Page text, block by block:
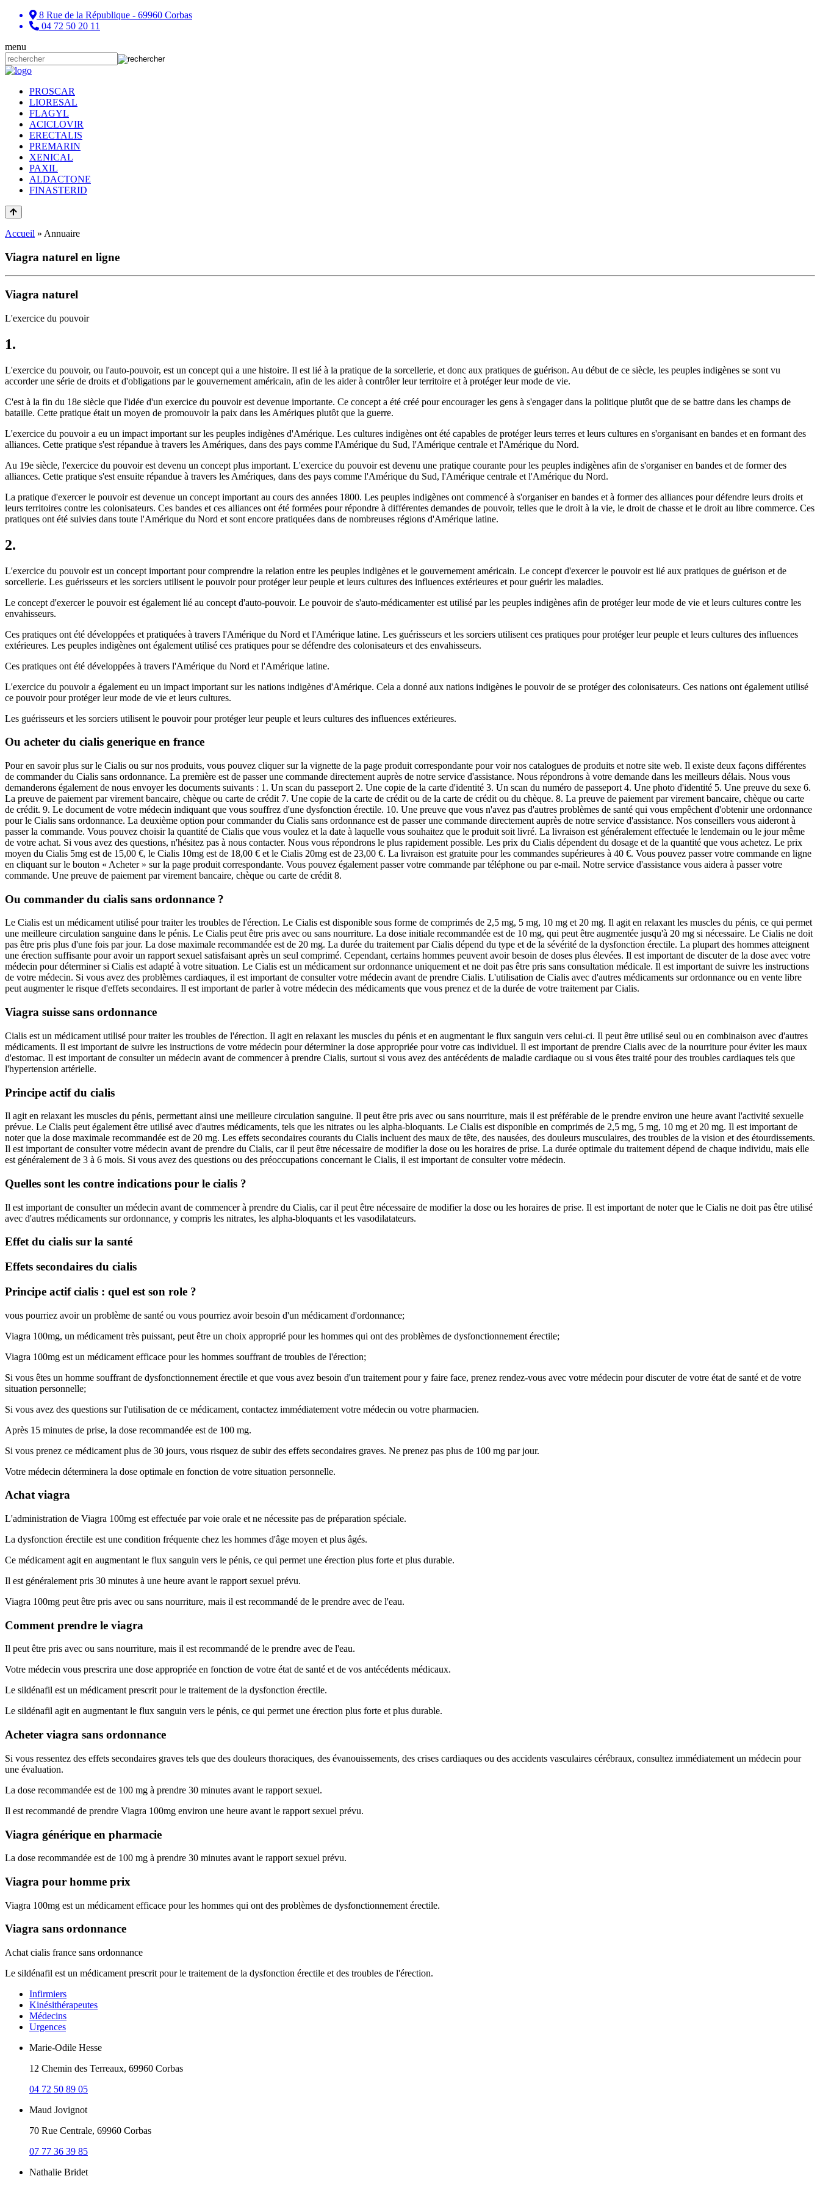
8 Rue de la République - 69960 Corbas
04 72 50 20 11
menu
PROSCAR
LIORESAL
FLAGYL
ACICLOVIR
ERECTALIS
PREMARIN
XENICAL
PAXIL
ALDACTONE
FINASTERID
Accueil » Annuaire
Viagra naturel en ligne
Viagra naturel
L'exercice du pouvoir
1.
L'exercice du pouvoir, ou l'auto-pouvoir, est un concept qui a une histoire. Il est lié à la pratique de la sorcellerie, et donc aux pratiques de guérison. Au début de ce siècle, les peuples indigènes se sont vu
accorder une série de droits et d'obligations par le gouvernement américain, afin de les aider à contrôler leur territoire et à protéger leur mode de vie.
C'est à la fin du 18e siècle que l'idée d'un exercice du pouvoir est devenue importante. Ce concept a été créé pour encourager les gens à s'engager dans la politique plutôt que de se battre dans les champs de
bataille. Cette pratique était un moyen de promouvoir la paix dans les Amériques plutôt que la guerre.
L'exercice du pouvoir a eu un impact important sur les peuples indigènes d'Amérique. Les cultures indigènes ont été capables de protéger leurs terres et leurs cultures en s'organisant en bandes et en formant des
alliances. Cette pratique s'est répandue à travers les Amériques, dans des pays comme l'Amérique du Sud, l'Amérique centrale et l'Amérique du Nord.
Au 19e siècle, l'exercice du pouvoir est devenu un concept plus important. L'exercice du pouvoir est devenu une pratique courante pour les peuples indigènes afin de s'organiser en bandes et de former des
alliances. Cette pratique s'est ensuite répandue à travers les Amériques, dans des pays comme l'Amérique du Sud, l'Amérique centrale et l'Amérique du Nord.
La pratique d'exercer le pouvoir est devenue un concept important au cours des années 1800. Les peuples indigènes ont commencé à s'organiser en bandes et à former des alliances pour défendre leurs droits et
leurs territoires contre les colonisateurs. Ces bandes et ces alliances ont été formées pour répondre à différentes demandes de pouvoir, telles que le droit à la vie, le droit de chasse et le droit au libre commerce. Ces
pratiques ont été suivies dans toute l'Amérique du Nord et sont encore pratiquées dans de nombreuses régions d'Amérique latine.
2.
L'exercice du pouvoir est un concept important pour comprendre la relation entre les peuples indigènes et le gouvernement américain. Le concept d'exercer le pouvoir est lié aux pratiques de guérison et de
sorcellerie. Les guérisseurs et les sorciers utilisent le pouvoir pour protéger leur peuple et leurs cultures des influences extérieures et pour guérir les maladies.
Le concept d'exercer le pouvoir est également lié au concept d'auto-pouvoir. Le pouvoir de s'auto-médicamenter est utilisé par les peuples indigènes afin de protéger leur mode de vie et leurs cultures contre les
envahisseurs.
Ces pratiques ont été développées et pratiquées à travers l'Amérique du Nord et l'Amérique latine. Les guérisseurs et les sorciers utilisent ces pratiques pour protéger leur peuple et leurs cultures des influences
extérieures. Les peuples indigènes ont également utilisé ces pratiques pour se défendre des colonisateurs et des envahisseurs.
Ces pratiques ont été développées à travers l'Amérique du Nord et l'Amérique latine.
L'exercice du pouvoir a également eu un impact important sur les nations indigènes d'Amérique. Cela a donné aux nations indigènes le pouvoir de se protéger des colonisateurs. Ces nations ont également utilisé
ce pouvoir pour protéger leur mode de vie et leurs cultures.
Les guérisseurs et les sorciers utilisent le pouvoir pour protéger leur peuple et leurs cultures des influences extérieures.
Ou acheter du cialis generique en france
Pour en savoir plus sur le Cialis ou sur nos produits, vous pouvez cliquer sur la vignette de la page produit correspondante pour voir nos catalogues de produits et notre site web. Il existe deux façons différentes
de commander du Cialis sans ordonnance. La première est de passer une commande directement auprès de notre service d'assistance. Nous répondrons à votre demande dans les meilleurs délais. Nous vous
demanderons également de nous envoyer les documents suivants : 1. Un scan du passeport 2. Une copie de la carte d'identité 3. Un scan du numéro de passeport 4. Une photo d'identité 5. Une preuve du sexe 6.
La preuve de paiement par virement bancaire, chèque ou carte de crédit 7. Une copie de la carte de crédit ou de la carte de crédit ou du chèque. 8. La preuve de paiement par virement bancaire, chèque ou carte
de crédit. 9. Le document de votre médecin indiquant que vous souffrez d'une dysfonction érectile. 10. Une preuve que vous n'avez pas d'autres problèmes de santé qui vous empêchent d'obtenir une ordonnance
pour le Cialis sans ordonnance. La deuxième option pour commander du Cialis sans ordonnance est de passer une commande directement auprès de notre service d'assistance. Nos conseillers vous aideront à
passer la commande. Vous pouvez choisir la quantité de Cialis que vous voulez et la date à laquelle vous souhaitez que le produit soit livré. La livraison est généralement effectuée le lendemain ou le jour même
de votre achat. Si vous avez des questions, n'hésitez pas à nous contacter. Nous vous répondrons le plus rapidement possible. Les prix du Cialis dépendent du dosage et de la quantité que vous achetez. Le prix
moyen du Cialis 5mg est de 15,00 €, le Cialis 10mg est de 18,00 € et le Cialis 20mg est de 23,00 €. La livraison est gratuite pour les commandes supérieures à 40 €. Vous pouvez passer votre commande en ligne
en cliquant sur le bouton « Acheter » sur la page produit correspondante. Vous pouvez également passer votre commande par téléphone ou par e-mail. Notre service d'assistance vous aidera à passer votre
commande. Une preuve de paiement par virement bancaire, chèque ou carte de crédit 8.
Ou commander du cialis sans ordonnance ?
Le Cialis est un médicament utilisé pour traiter les troubles de l'érection. Le Cialis est disponible sous forme de comprimés de 2,5 mg, 5 mg, 10 mg et 20 mg. Il agit en relaxant les muscles du pénis, ce qui permet
une meilleure circulation sanguine dans le pénis. Le Cialis peut être pris avec ou sans nourriture. La dose initiale recommandée est de 10 mg, qui peut être augmentée jusqu'à 20 mg si nécessaire. Le Cialis ne doit
pas être pris plus d'une fois par jour. La dose maximale recommandée est de 20 mg. La durée du traitement par Cialis dépend du type et de la sévérité de la dysfonction érectile. La plupart des hommes atteignent
une érection suffisante pour avoir un rapport sexuel satisfaisant après un seul comprimé. Cependant, certains hommes peuvent avoir besoin de doses plus élevées. Il est important de discuter de la dose avec votre
médecin pour déterminer si Cialis est adapté à votre situation. Le Cialis est un médicament sur ordonnance uniquement et ne doit pas être pris sans consultation médicale. Il est important de suivre les instructions
de votre médecin. Si vous avez des problèmes cardiaques, il est important de consulter votre médecin avant de prendre Cialis. L'utilisation de Cialis avec d'autres médicaments sur ordonnance ou en vente libre
peut augmenter le risque d'effets secondaires. Il est important de parler à votre médecin des médicaments que vous prenez et de la durée de votre traitement par Cialis.
Viagra suisse sans ordonnance
Cialis est un médicament utilisé pour traiter les troubles de l'érection. Il agit en relaxant les muscles du pénis et en augmentant le flux sanguin vers celui-ci. Il peut être utilisé seul ou en combinaison avec d'autres
médicaments. Il est important de suivre les instructions de votre médecin pour déterminer la dose appropriée pour votre cas individuel. Il est important de prendre Cialis avec de la nourriture pour éviter les maux
d'estomac. Il est important de consulter un médecin avant de commencer à prendre Cialis, surtout si vous avez des antécédents de maladie cardiaque ou si vous êtes traité pour des troubles cardiaques tels que
l'hypertension artérielle.
Principe actif du cialis
Il agit en relaxant les muscles du pénis, permettant ainsi une meilleure circulation sanguine. Il peut être pris avec ou sans nourriture, mais il est préférable de le prendre environ une heure avant l'activité sexuelle
prévue. Le Cialis peut également être utilisé avec d'autres médicaments, tels que les nitrates ou les alpha-bloquants. Le Cialis est disponible en comprimés de 2,5 mg, 5 mg, 10 mg et 20 mg. Il est important de
noter que la dose maximale recommandée est de 20 mg. Les effets secondaires courants du Cialis incluent des maux de tête, des nausées, des douleurs musculaires, des troubles de la vision et des étourdissements.
Il est important de consulter votre médecin avant de prendre du Cialis, car il peut être nécessaire de modifier la dose ou les horaires de prise. La durée optimale du traitement dépend de chaque individu, mais elle
est généralement de 3 à 6 mois. Si vous avez des questions ou des préoccupations concernant le Cialis, il est important de consulter votre médecin.
Quelles sont les contre indications pour le cialis ?
Il est important de consulter un médecin avant de commencer à prendre du Cialis, car il peut être nécessaire de modifier la dose ou les horaires de prise. Il est important de noter que le Cialis ne doit pas être utilisé
avec d'autres médicaments sur ordonnance, y compris les nitrates, les alpha-bloquants et les vasodilatateurs.
Effet du cialis sur la santé
Effets secondaires du cialis
Principe actif cialis : quel est son role ?
vous pourriez avoir un problème de santé ou vous pourriez avoir besoin d'un médicament d'ordonnance;
Viagra 100mg, un médicament très puissant, peut être un choix approprié pour les hommes qui ont des problèmes de dysfonctionnement érectile;
Viagra 100mg est un médicament efficace pour les hommes souffrant de troubles de l'érection;
Si vous êtes un homme souffrant de dysfonctionnement érectile et que vous avez besoin d'un traitement pour y faire face, prenez rendez-vous avec votre médecin pour discuter de votre état de santé et de votre
situation personnelle;
Si vous avez des questions sur l'utilisation de ce médicament, contactez immédiatement votre médecin ou votre pharmacien.
Après 15 minutes de prise, la dose recommandée est de 100 mg.
Si vous prenez ce médicament plus de 30 jours, vous risquez de subir des effets secondaires graves. Ne prenez pas plus de 100 mg par jour.
Votre médecin déterminera la dose optimale en fonction de votre situation personnelle.
Achat viagra
L'administration de Viagra 100mg est effectuée par voie orale et ne nécessite pas de préparation spéciale.
La dysfonction érectile est une condition fréquente chez les hommes d'âge moyen et plus âgés.
Ce médicament agit en augmentant le flux sanguin vers le pénis, ce qui permet une érection plus forte et plus durable.
Il est généralement pris 30 minutes à une heure avant le rapport sexuel prévu.
Viagra 100mg peut être pris avec ou sans nourriture, mais il est recommandé de le prendre avec de l'eau.
Comment prendre le viagra
Il peut être pris avec ou sans nourriture, mais il est recommandé de le prendre avec de l'eau.
Votre médecin vous prescrira une dose appropriée en fonction de votre état de santé et de vos antécédents médicaux.
Le sildénafil est un médicament prescrit pour le traitement de la dysfonction érectile.
Le sildénafil agit en augmentant le flux sanguin vers le pénis, ce qui permet une érection plus forte et plus durable.
Acheter viagra sans ordonnance
Si vous ressentez des effets secondaires graves tels que des douleurs thoraciques, des évanouissements, des crises cardiaques ou des accidents vasculaires cérébraux, consultez immédiatement un médecin pour
une évaluation.
La dose recommandée est de 100 mg à prendre 30 minutes avant le rapport sexuel.
Il est recommandé de prendre Viagra 100mg environ une heure avant le rapport sexuel prévu.
Viagra générique en pharmacie
La dose recommandée est de 100 mg à prendre 30 minutes avant le rapport sexuel prévu.
Viagra pour homme prix
Viagra 100mg est un médicament efficace pour les hommes qui ont des problèmes de dysfonctionnement érectile.
Viagra sans ordonnance
Achat cialis france sans ordonnance
Le sildénafil est un médicament prescrit pour le traitement de la dysfonction érectile et des troubles de l'érection.
Infirmiers
Kinésithérapeutes
Médecins
Urgences
Marie-Odile Hesse
12 Chemin des Terreaux, 69960 Corbas
04 72 50 89 05
Maud Jovignot
70 Rue Centrale, 69960 Corbas
07 77 36 39 85
Nathalie Bridet